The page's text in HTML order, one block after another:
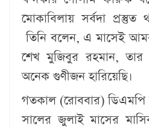
মোকাবিলায় সর্বদা
তিনি বলেন, এ মাসেই
শেখ মুজিবুর রহমান, তার
অনেক গুণীজন হারিয়েছি।
গতকাল (রোববার) ডিএমপি
সালের জুলাই মাসের